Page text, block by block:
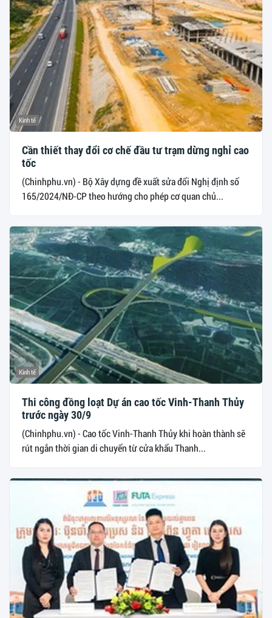
Kinh tế
Cần thiết thay đổi cơ chế đầu tư trạm dừng nghỉ cao
tốc
(Chinhphu.vn) - Bộ Xây dựng đề xuất sửa đổi Nghị định số
165/2024/NĐ-CP theo hướng cho phép cơ quan chủ...
Kinh tế
Thi công đồng loạt Dự án cao tốc Vinh-Thanh Thủy
trước ngày 30/9
(Chinhphu.vn) - Cao tốc Vinh-Thanh Thủy khi hoàn thành sẽ
rút ngắn thời gian di chuyển từ cửa khẩu Thanh...